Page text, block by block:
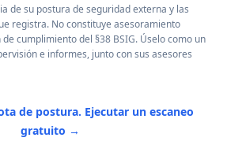
de su postura de seguridad externa y las
registra. No constituye asesoramiento
cumplimiento del §38 BSIG. Úselo como un
e informes, junto con sus asesores
de postura. Ejecutar un escaneo
gratuito →